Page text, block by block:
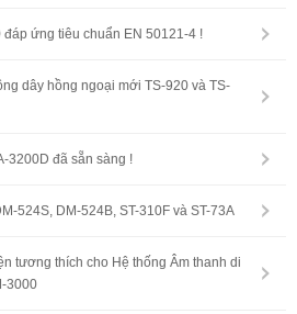
ứng tiêu chuẩn EN 50121-4 !
dây hồng ngoại mới TS-920 và TS-
3200D đã sẵn sàng !
524S, DM-524B, ST-310F và ST-73A
tương thích cho Hệ thống Âm thanh di
3000